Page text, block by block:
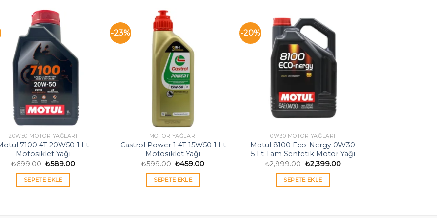
20W50 MOTOR YAĞLARI
7100 4T 20W50 1 Lt
Motosiklet Yağı
₺699.00 Orijinal
₺699.00.
₺589.00Şu
SEPETE EKLE
-23%
MOTOR YAĞLARI
Castrol Power 1 4T 15W50 1 Lt
Motosiklet Yağı
₺599.00 Orijinal
₺599.00.
₺459.00Şu
SEPETE EKLE
-20%
0W30 MOTOR YAĞLARI
Motul 8100 Eco-Nergy 0W30
5 Lt Tam Sentetik Motor Yağı
₺2,999.00 Orijinal
fiyat:
₺2,999.00.
₺2,399.00Şu
SEPETE EKLE